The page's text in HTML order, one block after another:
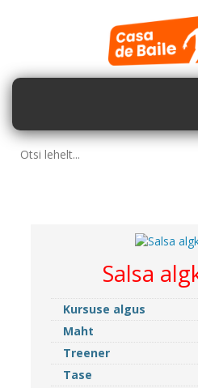
Salsa
Kursuse algus
Maht
Treener
Tase